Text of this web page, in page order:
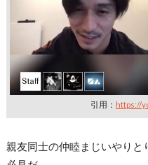
引用： https://
親友同士の仲睦まじいやり